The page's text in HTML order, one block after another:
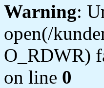
Warning:
open(/
O_RDWR)
on line 0